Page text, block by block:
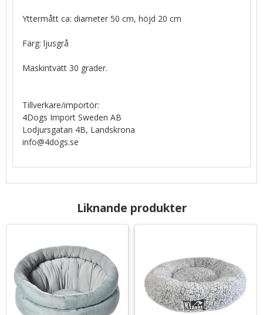
Yttermått ca: diameter 50 cm, höjd 20 cm
Färg: ljusgrå
Maskintvätt 30 grader.
Tillverkare/importör:
4Dogs Import Sweden AB
Lodjursgatan 4B, Landskrona
info@4dogs.se
Liknande produkter